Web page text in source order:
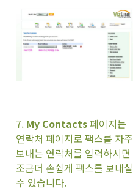
7. My Contacts페이지는
연락처 페이지로 팩스를 자주
보내는 연락처를 입력하시면
조금더 손쉽게 팩스를 보내실
수 있습니다.